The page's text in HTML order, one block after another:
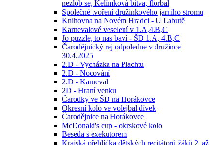
nezlob se, Kelímková bitva, florbal
Společné tvoření družinkového jarního stromu
Knihovna na Novém Hradci - U Labutě
Karnevalové veselení v 1.A,4.B,C
Jo puzzle, to nás baví - ŠD 1.A, 4.B,C
Čarodějnický rej odpoledne v družince
30.4.2025
2.D - Vycházka na Plachtu
2.D - Nocování
2.D - Karneval
2D - Hraní venku
Čarodky ve ŠD na Horákovce
Okresní kolo ve volejbal dívek
Čarodějnice na Horákovce
McDonald's cup - okrskové kolo
Beseda s exekutorem
Krajská přehlídka dětských recitátorů žáků 2. až